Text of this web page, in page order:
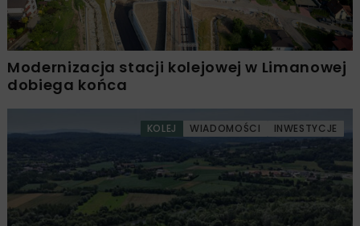
Modernizacja stacji kolejowej w Limanowej
dobiega końca
KOLEJ WIADOMOŚCI INWESTYCJE